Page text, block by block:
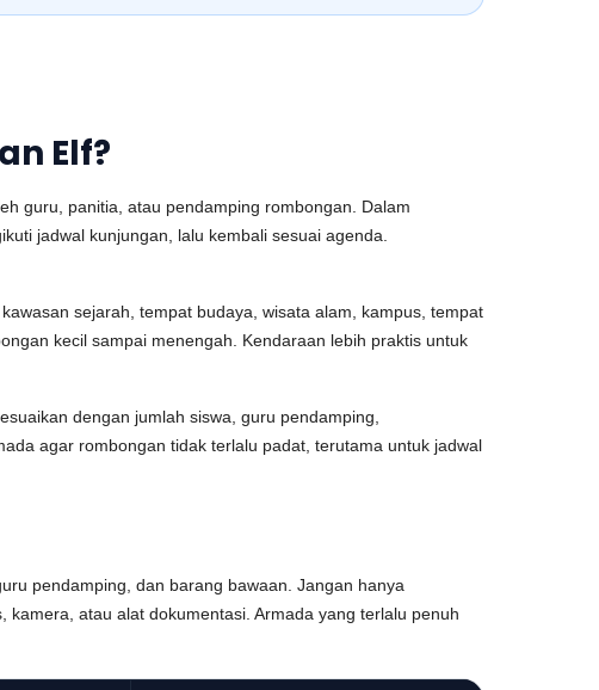
Elf?
guru, panitia, atau pendamping rombongan. Dalam
jadwal kunjungan, lalu kembali sesuai agenda.
sejarah, tempat budaya, wisata alam, kampus, tempat
kecil sampai menengah. Kendaraan lebih praktis untuk
dengan jumlah siswa, guru pendamping,
agar rombongan tidak terlalu padat, terutama untuk jadwal
pendamping, dan barang bawaan. Jangan hanya
atau alat dokumentasi. Armada yang terlalu penuh